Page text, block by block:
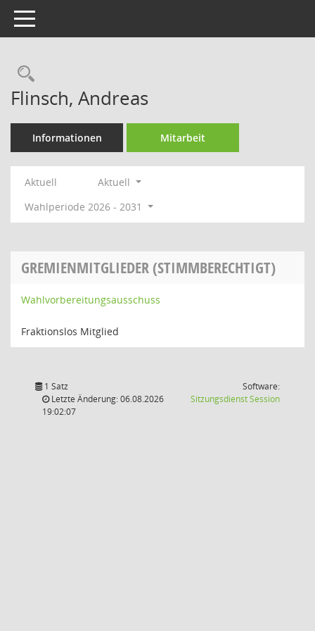
Toggle navigation
Rechercheauswahl
Flinsch, Andreas
Informationen Mitarbeit
Aktuell
Aktuell
Wahlperiode 2026 - 2031
GREMIENMITGLIEDER (STIMMBERECHTIGT)
Wahlvorbereitungsausschuss
Fraktionslos Mitglied
1 Satz
Letzte Änderung: 06.08.2026
19:02:07
Software:
SitzungsdienstSession(Wird in